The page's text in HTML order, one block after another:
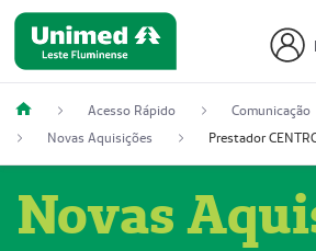
Acesso Rápido
Comunicação
Novas Aquisições
Novas